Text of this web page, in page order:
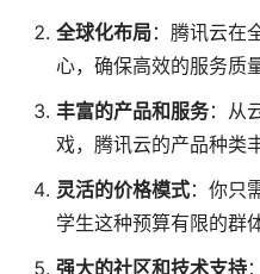
全球化布局：腾讯云在
心，确保高效的服务质
丰富的产品和服务：从
戏，腾讯云的产品种类
灵活的价格模式：你只
学生这种预算有限的群体
强大的社区和技术支持